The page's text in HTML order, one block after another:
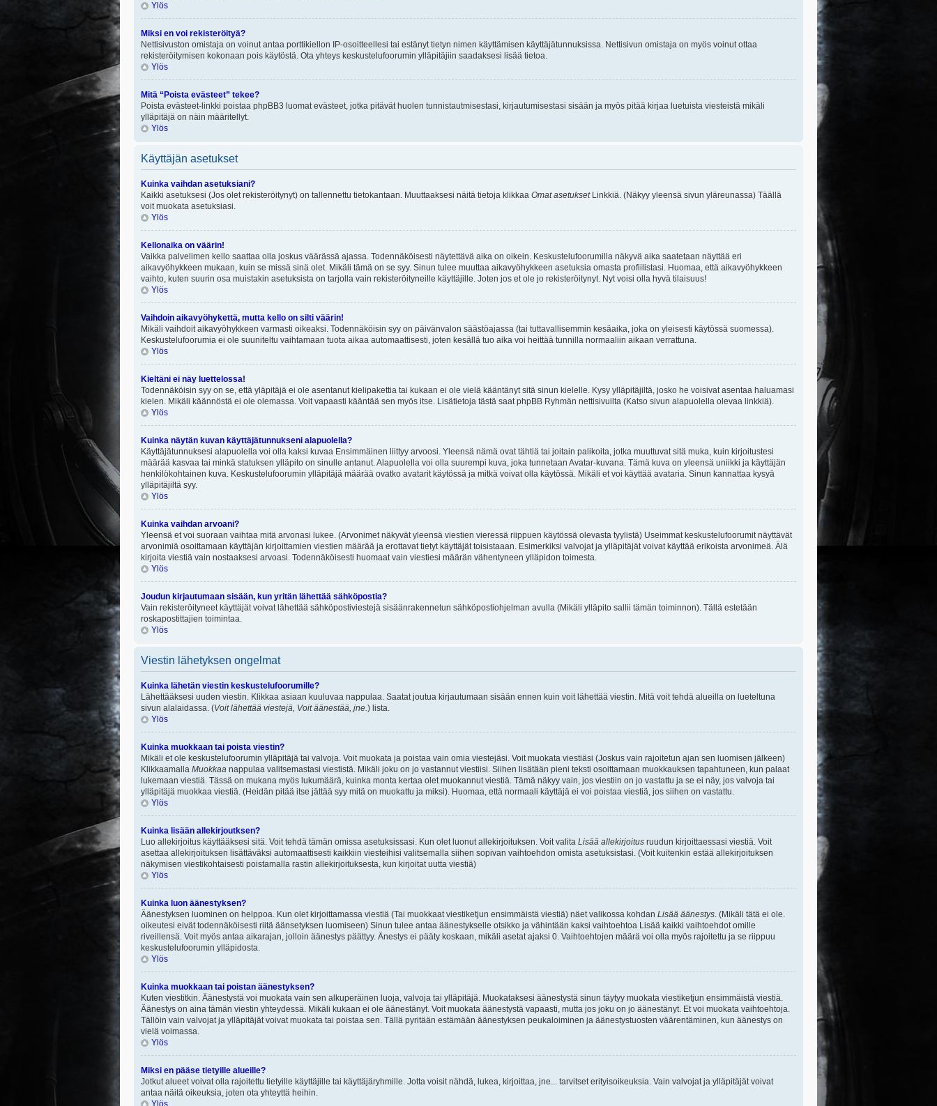
Ylös
Miksi en voi rekisteröityä?
Nettisivuston omistaja on voinut antaa porttikiellon IP-osoitteellesi tai estänyt tietyn nimen käyttämisen käyttäjätunnuksissa. Nettisivun omistaja on myös voinut ottaa
rekisteröitymisen kokonaan pois käytöstä. Ota yhteys keskustelufoorumin ylläpitäjiin saadaksesi lisää tietoa.
Ylös
Mitä “Poista evästeet” tekee?
Poista evästeet-linkki poistaa phpBB3 luomat evästeet, jotka pitävät huolen tunnistautmisestasi, kirjautumisestasi sisään ja myös pitää kirjaa luetuista viesteistä mikäli
ylläpitäjä on näin määritellyt.
Ylös
Käyttäjän asetukset
Kuinka vaihdan asetuksiani?
Kaikki asetuksesi (Jos olet rekisteröitynyt) on tallennettu tietokantaan. Muuttaaksesi näitä tietoja klikkaa Omat asetuksetLinkkiä. (Näkyy yleensä sivun yläreunassa) Täällä
voit muokata asetuksiasi.
Ylös
Kellonaika on väärin!
Vaikka palvelimen kello saattaa olla joskus väärässä ajassa. Todennäköisesti näytettävä aika on oikein. Keskustelufoorumilla näkyvä aika saatetaan näyttää eri
aikavyöhykkeen mukaan, kuin se missä sinä olet. Mikäli tämä on se syy. Sinun tulee muuttaa aikavyöhykkeen asetuksia omasta profiilistasi. Huomaa, että aikavyöhykkeen
vaihto, kuten suurin osa muistakin asetuksista on tarjolla vain rekisteröityneille käyttäjille. Joten jos et ole jo rekisteröitynyt. Nyt voisi olla hyvä tilaisuus!
Ylös
Vaihdoin aikavyöhykettä, mutta kello on silti väärin!
Mikäli vaihdoit aikavyöhykkeen varmasti oikeaksi. Todennäköisin syy on päivänvalon säästöajassa (tai tuttavallisemmin kesäaika, joka on yleisesti käytössä suomessa).
Keskustelufoorumia ei ole suuniteltu vaihtamaan tuota aikaa automaattisesti, joten kesällä tuo aika voi heittää tunnilla normaaliin aikaan verrattuna.
Ylös
Kieltäni ei näy luettelossa!
Todennäköisin syy on se, että yläpitäjä ei ole asentanut kielipakettia tai kukaan ei ole vielä kääntänyt sitä sinun kielelle. Kysy ylläpitäjiltä, josko he voisivat asentaa haluamasi
kielen. Mikäli käännöstä ei ole olemassa. Voit vapaasti kääntää sen myös itse. Lisätietoja tästä saat phpBB Ryhmän nettisivuilta (Katso sivun alapuolella olevaa linkkiä).
Ylös
Kuinka näytän kuvan käyttäjätunnukseni alapuolella?
Käyttäjätunnuksesi alapuolella voi olla kaksi kuvaa Ensimmäinen liittyy arvoosi. Yleensä nämä ovat tähtiä tai joitain palikoita, jotka muuttuvat sitä muka, kuin kirjoitustesi
määrää kasvaa tai minkä statuksen ylläpito on sinulle antanut. Alapuolella voi olla suurempi kuva, joka tunnetaan Avatar-kuvana. Tämä kuva on yleensä uniikki ja käyttäjän
henkilökohtainen kuva. Keskustelufoorumin ylläpitäjä määrää ovatko avatarit käytössä ja mitkä voivat olla käytössä. Mikäli et voi käyttää avataria. Sinun kannattaa kysyä
ylläpitäjiltä syy.
Ylös
Kuinka vaihdan arvoani?
Yleensä et voi suoraan vaihtaa mitä arvonasi lukee. (Arvonimet näkyvät yleensä viestien vieressä riippuen käytössä olevasta tyylistä) Useimmat keskustelufoorumit näyttävät
arvonimiä osoittamaan käyttäjän kirjoittamien viestien määrää ja erottavat tietyt käyttäjät toisistaaan. Esimerkiksi valvojat ja ylläpitäjät voivat käyttää erikoista arvonimeä. Älä
kirjoita viestiä vain nostaaksesi arvoasi. Todennäköisesti huomaat vain viestiesi määrän vähentyneen ylläpidon toimesta.
Ylös
Joudun kirjautumaan sisään, kun yritän lähettää sähköpostia?
Vain rekisteröityneet käyttäjät voivat lähettää sähköpostiviestejä sisäänrakennetun sähköpostiohjelman avulla (Mikäli ylläpito sallii tämän toiminnon). Tällä estetään
roskapostittajien toimintaa.
Ylös
Viestin lähetyksen ongelmat
Kuinka lähetän viestin keskustelufoorumille?
Lähettääksesi uuden viestin. Klikkaa asiaan kuuluvaa nappulaa. Saatat joutua kirjautumaan sisään ennen kuin voit lähettää viestin. Mitä voit tehdä alueilla on lueteltuna
sivun alalaidassa. (Voit lähettää viestejä, Voit äänestää, jne.) lista.
Ylös
Kuinka muokkaan tai poista viestin?
Mikäli et ole keskustelufoorumin ylläpitäjä tai valvoja. Voit muokata ja poistaa vain omia viestejäsi. Voit muokata viestiäsi (Joskus vain rajoitetun ajan sen luomisen jälkeen)
Klikkaamalla Muokkaa nappulaa valitsemastasi viestistä. Mikäli joku on jo vastannut viestiisi. Siihen lisätään pieni teksti osoittamaan muokkauksen tapahtuneen, kun palaat
lukemaan viestiä. Tässä on mukana myös lukumäärä, kuinka monta kertaa olet muokannut viestiä. Tämä näkyy vain, jos viestiin on jo vastattu ja se ei näy, jos valvoja tai
ylläpitäjä muokkaa viestiä. (Heidän pitää itse jättää syy mitä on muokattu ja miksi). Huomaa, että normaali käyttäjä ei voi poistaa viestiä, jos siihen on vastattu.
Ylös
Kuinka lisään allekirjoutksen?
Luo allekirjoitus käyttääksesi sitä. Voit tehdä tämän omissa asetuksissasi. Kun olet luonut allekirjoituksen. Voit valita Lisää allekirjoitus ruudun kirjoittaessasi viestiä. Voit
asettaa allekirjoituksen lisättäväksi automaattisesti kaikkiin viesteihisi valitsemalla siihen sopivan vaihtoehdon omista asetuksistasi. (Voit kuitenkin estää allekirjoituksen
näkymisen viestikohtaisesti poistamalla rastin allekirjoituksesta, kun kirjoitat uutta viestiä)
Ylös
Kuinka luon äänestyksen?
Äänestyksen luominen on helppoa. Kun olet kirjoittamassa viestiä (Tai muokkaat viestiketjun ensimmäistä viestiä) näet valikossa kohdan Lisää äänestys. (Mikäli tätä ei ole.
oikeutesi eivät todennäköisesti riitä äänsetyksen luomiseen) Sinun tulee antaa äänestykselle otsikko ja vähintään kaksi vaihtoehtoa Lisää kaikki vaihtoehdot omille
riveillensä. Voit myös antaa aikarajan, jolloin äänestys päättyy. Änestys ei pääty koskaan, mikäli asetat ajaksi 0. Vaihtoehtojen määrä voi olla myös rajoitettu ja se riippuu
keskustelufoorumin ylläpidosta.
Ylös
Kuinka muokkaan tai poistan äänestyksen?
Kuten viestitkin. Äänestystä voi muokata vain sen alkuperäinen luoja, valvoja tai ylläpitäjä. Muokataksesi äänestystä sinun täytyy muokata viestiketjun ensimmäistä viestiä.
Äänestys on aina tämän viestin yhteydessä. Mikäli kukaan ei ole äänestänyt. Voit muokata äänestystä vapaasti, mutta jos joku on jo äänestänyt. Et voi muokata vaihtoehtoja.
Tällöin vain valvojat ja ylläpitäjät voivat muokata tai poistaa sen. Tällä pyritään estämään äänestyksen peukaloiminen ja äänestystuosten väärentäminen, kun äänestys on
vielä voimassa.
Ylös
Miksi en pääse tietyille alueille?
Jotkut alueet voivat olla rajoitettu tietyille käyttäjille tai käyttäjäryhmille. Jotta voisit nähdä, lukea, kirjoittaa, jne... tarvitset erityisoikeuksia. Vain valvojat ja ylläpitäjät voivat
antaa näitä oikeuksia, joten ota yhteyttä heihin.
Ylös